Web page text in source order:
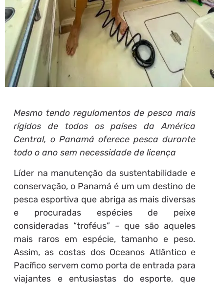
Mesmo tendo regulamentos de pesca mais
rígidos de todos os países da América
Central, o Panamá oferece pesca durante
todo o ano sem necessidade de licença
Líder na manutenção da sustentabilidade e
conservação, o Panamá é um um destino de
pesca esportiva que abriga as mais diversas
e procuradas espécies de peixe
consideradas “troféus” – que são aqueles
mais raros em espécie, tamanho e peso.
Assim, as costas dos Oceanos Atlântico e
Pacífico servem como porta de entrada para
viajantes e entusiastas do esporte, que